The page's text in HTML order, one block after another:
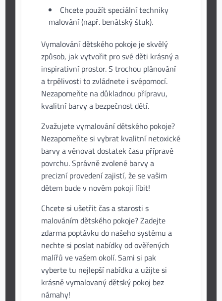
Chcete použít speciální techniky
malování (např. benátský štuk).
Vymalování dětského pokoje je skvělý
způsob, jak vytvořit pro své děti krásný a
inspirativní prostor. S trochou plánování
a trpělivosti to zvládnete i svépomocí.
Nezapomeňte na důkladnou přípravu,
kvalitní barvy a bezpečnost dětí.
Zvažujete vymalování dětského pokoje?
Nezapomeňte si vybrat kvalitní netoxické
barvy a věnovat dostatek času přípravě
povrchu. Správně zvolené barvy a
precizní provedení zajistí, že se vašim
dětem bude v novém pokoji líbit!
Chcete si ušetřit čas a starosti s
malováním dětského pokoje? Zadejte
zdarma poptávku do našeho systému a
nechte si poslat nabídky od ověřených
malířů ve vašem okolí. Sami si pak
vyberte tu nejlepší nabídku a užijte si
krásně vymalovaný dětský pokoj bez
námahy!